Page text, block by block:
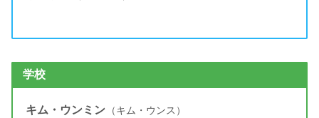
学校
キム・ウンミン （キム・ウンス）